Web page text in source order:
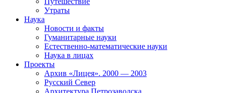
Утраты
Наука
Новости и факты
Гуманитарные науки
Естественно-математические науки
Наука в лицах
Проекты
Архив «Лицея». 2000 — 2003
Русский Север